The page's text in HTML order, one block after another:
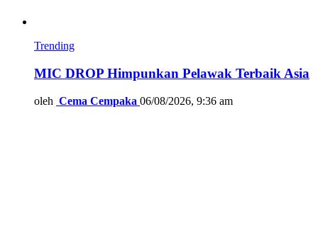
Trending
MIC DROP Himpunkan Pelawak Terbaik Asia
oleh Cema Cempaka 06/08/2026, 9:36 am